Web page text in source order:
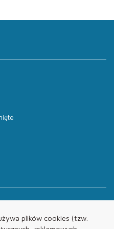
plików cookies (tzw.